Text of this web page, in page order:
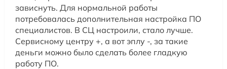
зависнуть. Для нормальной работы
потребовалась дополнительная настройка ПО
специалистов. В СЦ настроили, стало лучше.
Сервисному центру +, а вот эплу -, за такие
деньги можно было сделать более гладкую
работу ПО.